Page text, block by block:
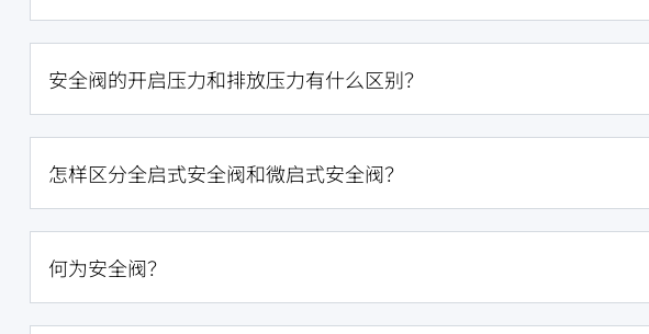
安全阀的开启压力和排放压力有什么区别？
怎样区分全启式安全阀和微启式安全阀？
何为安全阀？